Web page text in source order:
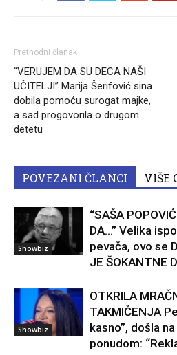
Prethodni članak
“VERUJEM DA SU DECA NAŠI
UČITELJI” Marija Šerifović sina
dobila pomoću surogat majke,
a sad progovorila o drugom
detetu
POVEZANI ČLANCI VIŠE
Showbiz
“SAŠA
DA…” Velika
pevača, ovo se
JE ŠOKANTNE
Showbiz
OTKRILA
TAKMIČENJA
kasno”, došla
ponudom: